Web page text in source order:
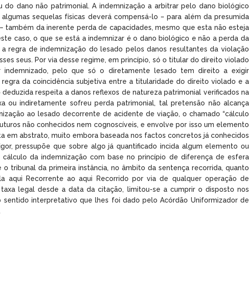
dano não patrimonial. A indemnização a arbitrar pelo dano biológico
sequelas físicas deverá compensá-lo – para além da presumida
da inerente perda de capacidades, mesmo que esta não esteja
caso, o que se está a indemnizar é o dano biológico e não a perda da
regra de indemnização do lesado pelos danos resultantes da violação
seus. Por via desse regime, em princípio, só o titular do direito violado
pelo que só o diretamente lesado tem direito a exigir
da coincidência subjetiva entre a titularidade do direito violado e a
respeita a danos reflexos de natureza patrimonial verificados na
ou indiretamente sofreu perda patrimonial, tal pretensão não alcança
ao lesado decorrente de acidente de viação, o chamado “cálculo
não conhecidos nem cognoscíveis, e envolve por isso um elemento
em abstrato, muito embora baseada nos factos concretos já conhecidos
pressupõe que sobre algo já quantificado incida algum elemento ou
da indemnização com base no princípio de diferença de esfera
tribunal da primeira instância, no âmbito da sentença recorrida, quanto
aqui Recorrente ao aqui Recorrido por via de qualquer operação de
legal desde a data da citação, limitou-se a cumprir o disposto nos
interpretativo que lhes foi dado pelo Acórdão Uniformizador de